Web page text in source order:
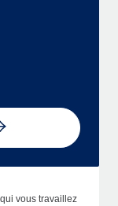
vous travaillez